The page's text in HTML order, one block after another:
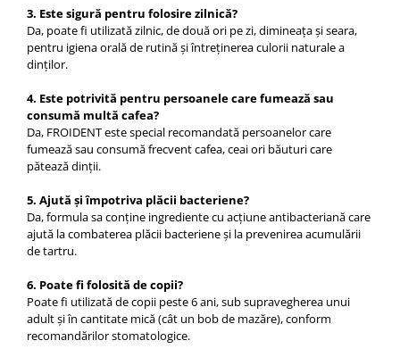
3. Este sigură pentru folosire zilnică?
Da, poate fi utilizată zilnic, de două ori pe zi, dimineața și seara,
pentru igiena orală de rutină și întreținerea culorii naturale a
dinților.
4. Este potrivită pentru persoanele care fumează sau
consumă multă cafea?
Da, FROIDENT este special recomandată persoanelor care
fumează sau consumă frecvent cafea, ceai ori băuturi care
pătează dinții.
5. Ajută și împotriva plăcii bacteriene?
Da, formula sa conține ingrediente cu acțiune antibacteriană care
ajută la combaterea plăcii bacteriene și la prevenirea acumulării
de tartru.
6. Poate fi folosită de copii?
Poate fi utilizată de copii peste 6 ani, sub supravegherea unui
adult și în cantitate mică (cât un bob de mazăre), conform
recomandărilor stomatologice.